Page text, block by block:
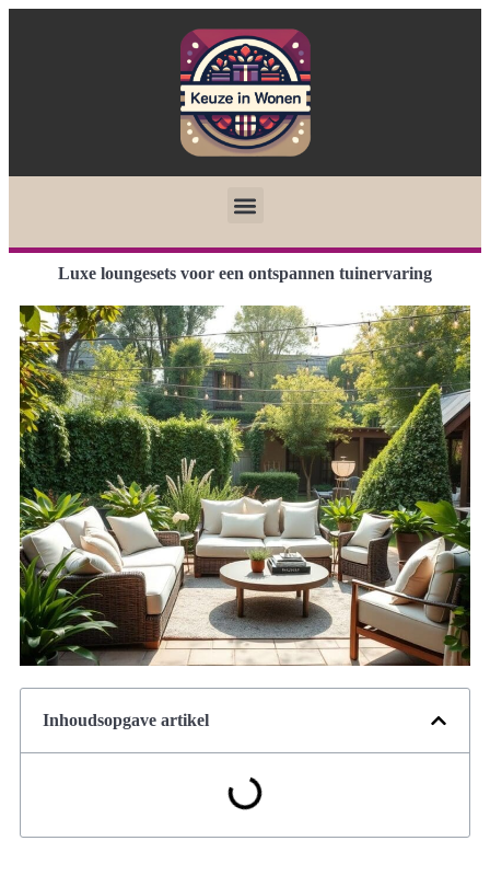
Luxe loungesets voor een ontspannen tuinervaring
Inhoudsopgave artikel